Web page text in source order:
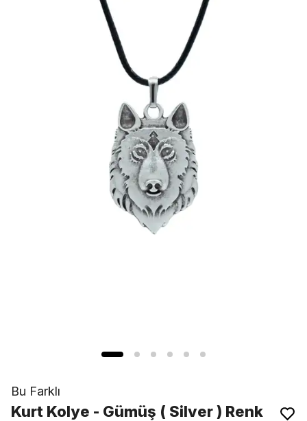
Bu Farklı
Kurt Kolye - Gümüş ( Silver ) Renk